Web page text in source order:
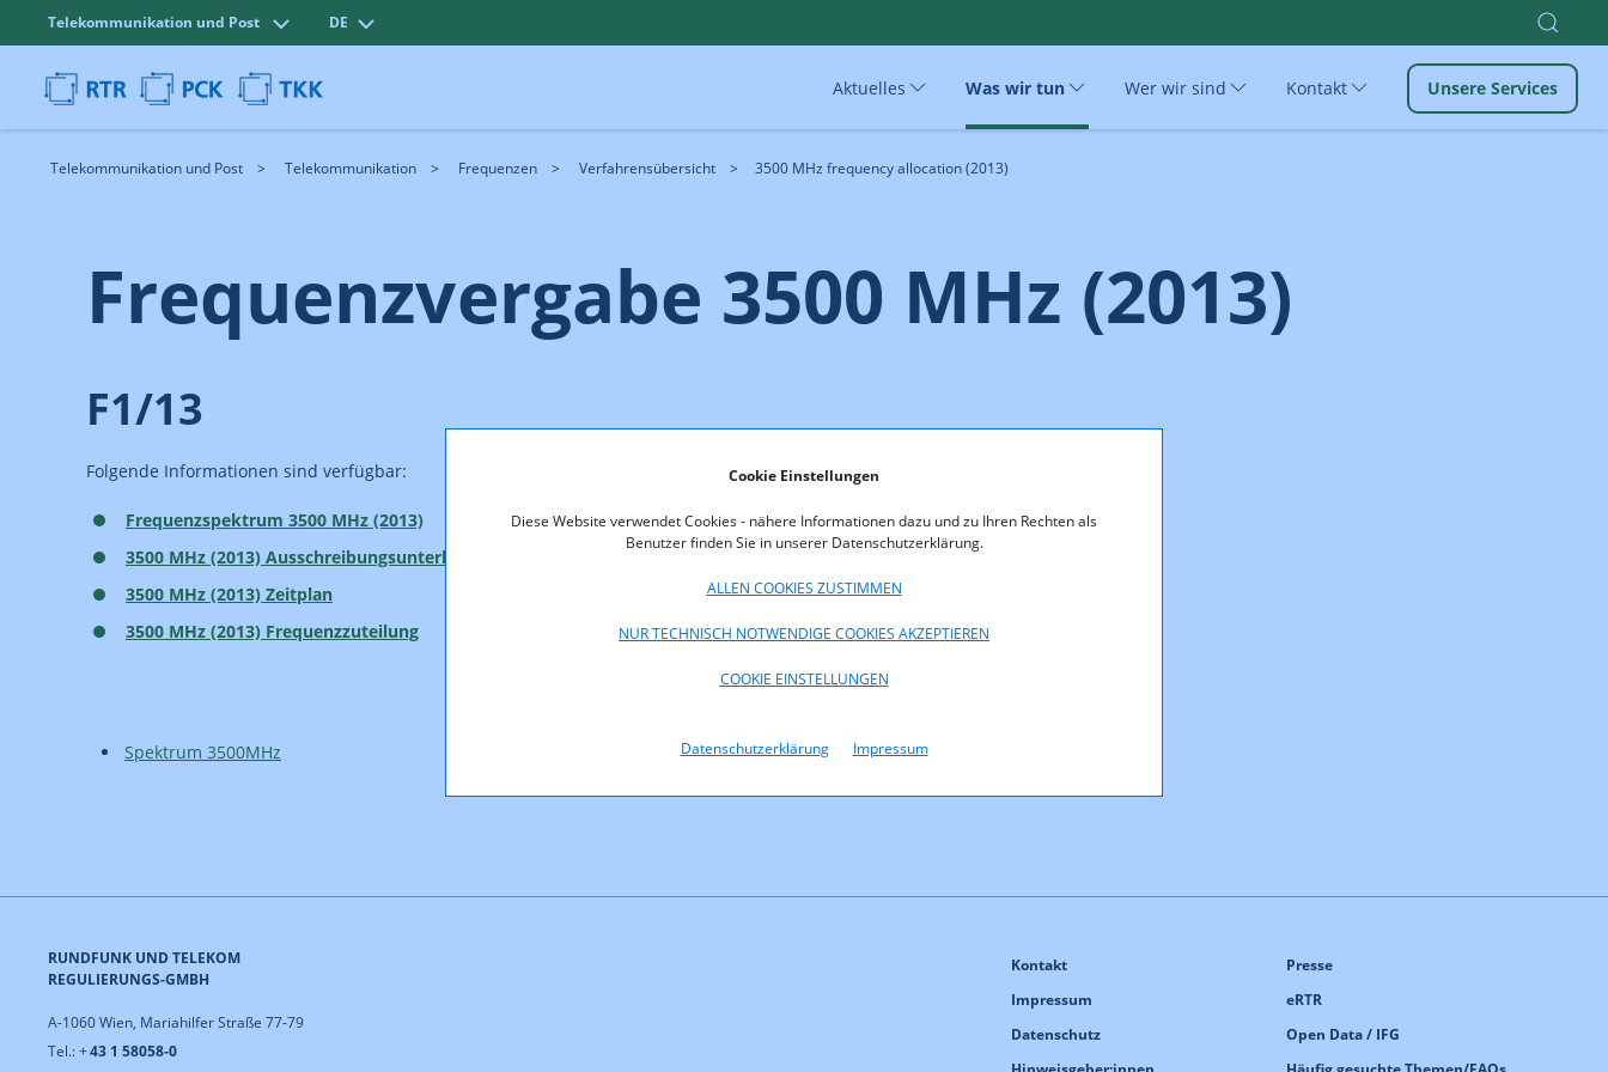
Cookie Einstellungen
Diese Website verwendet Cookies - nähere Informationen dazu und zu Ihren Rechten als
Benutzer finden Sie in unserer Datenschutzerklärung.
ALLEN COOKIES ZUSTIMMEN
NUR TECHNISCH NOTWENDIGE COOKIES AKZEPTIEREN
COOKIE EINSTELLUNGEN
Datenschutzerklärung Impressum
Telekommunikation und Post DE
Aktuelles Was wir tun Wer wir sind Kontakt Unsere Services
Telekommunikation und Post Telekommunikation Frequenzen Verfahrensübersicht 3500 MHz frequency allocation (2013)
Frequenzvergabe 3500 MHz (2013)
F1/13
Folgende Informationen sind verfügbar:
Frequenzspektrum 3500 MHz (2013)
3500 MHz (2013) Ausschreibungsunterlage
3500 MHz (2013) Zeitplan
3500 MHz (2013) Frequenzzuteilung
Spektrum 3500MHz
RUNDFUNK UND TELEKOM
REGULIERUNGS-GMBH
A-1060 Wien, Mariahilfer Straße 77-79
Tel.: +43 1 58058-0
Presse
eRTR
Open Data / IFG
Kontakt
Impressum
Datenschutz